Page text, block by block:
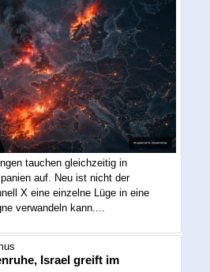
tauchen gleichzeitig in
auf. Neu ist nicht der
X eine einzelne Lüge in eine
verwandeln kann....
Israel greift im